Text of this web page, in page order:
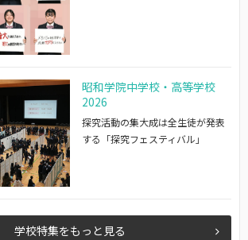
昭和学院中学校・高等学校
2026
探究活動の集大成は全生徒が発表
する「探究フェスティバル」
学校特集をもっと見る